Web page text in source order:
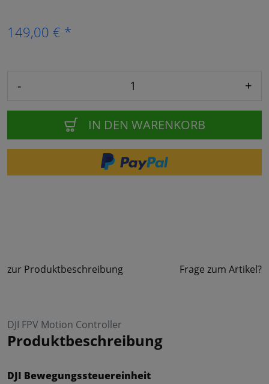
149,00 € *
- +
IN DEN WARENKORB
zur Produktbeschreibung Frage zum Artikel?
DJI FPV Motion Controller
Produktbeschreibung
DJI Bewegungssteuereinheit